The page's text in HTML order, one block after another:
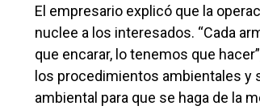
El empresario explicó que la
nuclee a los interesados. “Cada
que encarar, lo tenemos que
los procedimientos ambientales
ambiental para que se haga de la